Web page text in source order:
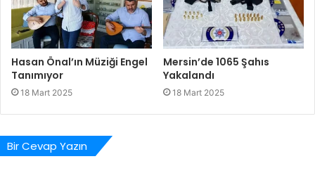
Hasan Önal’ın Müziği Engel
Tanımıyor
18 Mart 2025
Mersin’de 1065 Şahıs
Yakalandı
18 Mart 2025
Bir Cevap Yazın